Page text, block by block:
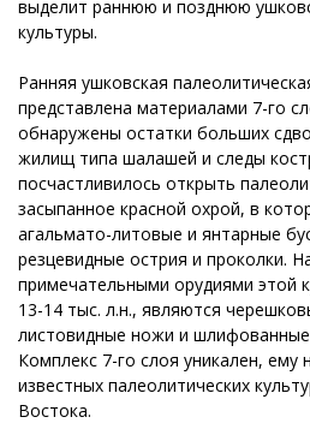
выделит раннюю и позднюю
культуры.
Ранняя ушковская
представлена материалами 7-го
обнаружены остатки больших
жилищ типа шалашей и следы
посчастливилось открыть
засыпанное красной охрой, в
агальмато-литовые и янтарные
резцевидные острия и проколки.
примечательными орудиями этой
13-14 тыс. л.н., являются
листовидные ножи и шлифованные
Комплекс 7-го слоя уникален, ему
известных палеолитических
Востока.